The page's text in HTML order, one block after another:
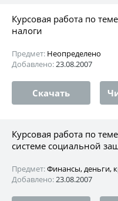
Курсовая работа по
налоги
Предмет: Неопределено
Добавлено:23.08.2007
Скачать
Курсовая работа по
системе социальной
Предмет:Финансы, деньги,
Добавлено:23.08.2007